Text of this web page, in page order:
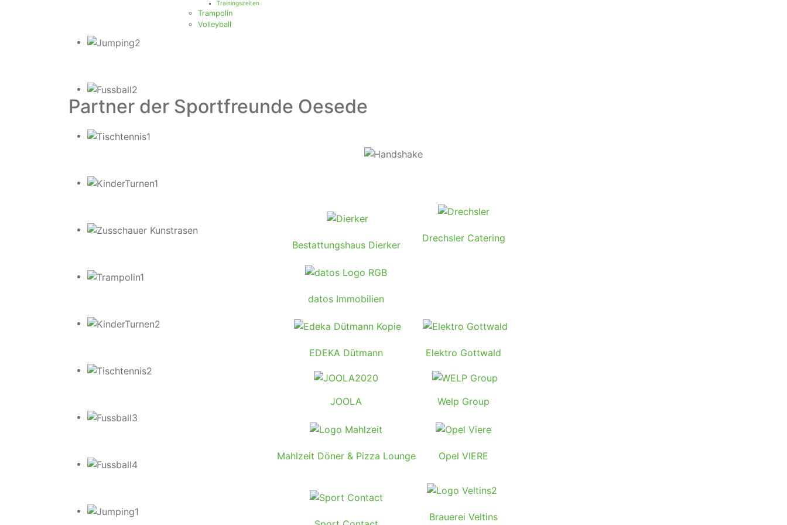
Trainingszeiten
Trampolin
Volleyball
Partner der Sportfreunde Oesede
Bestattungshaus Dierker
Drechsler Catering
datos Immobilien
EDEKA Dütmann Elektro Gottwald
JOOLA Welp Group
Mahlzeit Döner & Pizza Lounge Opel VIERE
Brauerei Veltins